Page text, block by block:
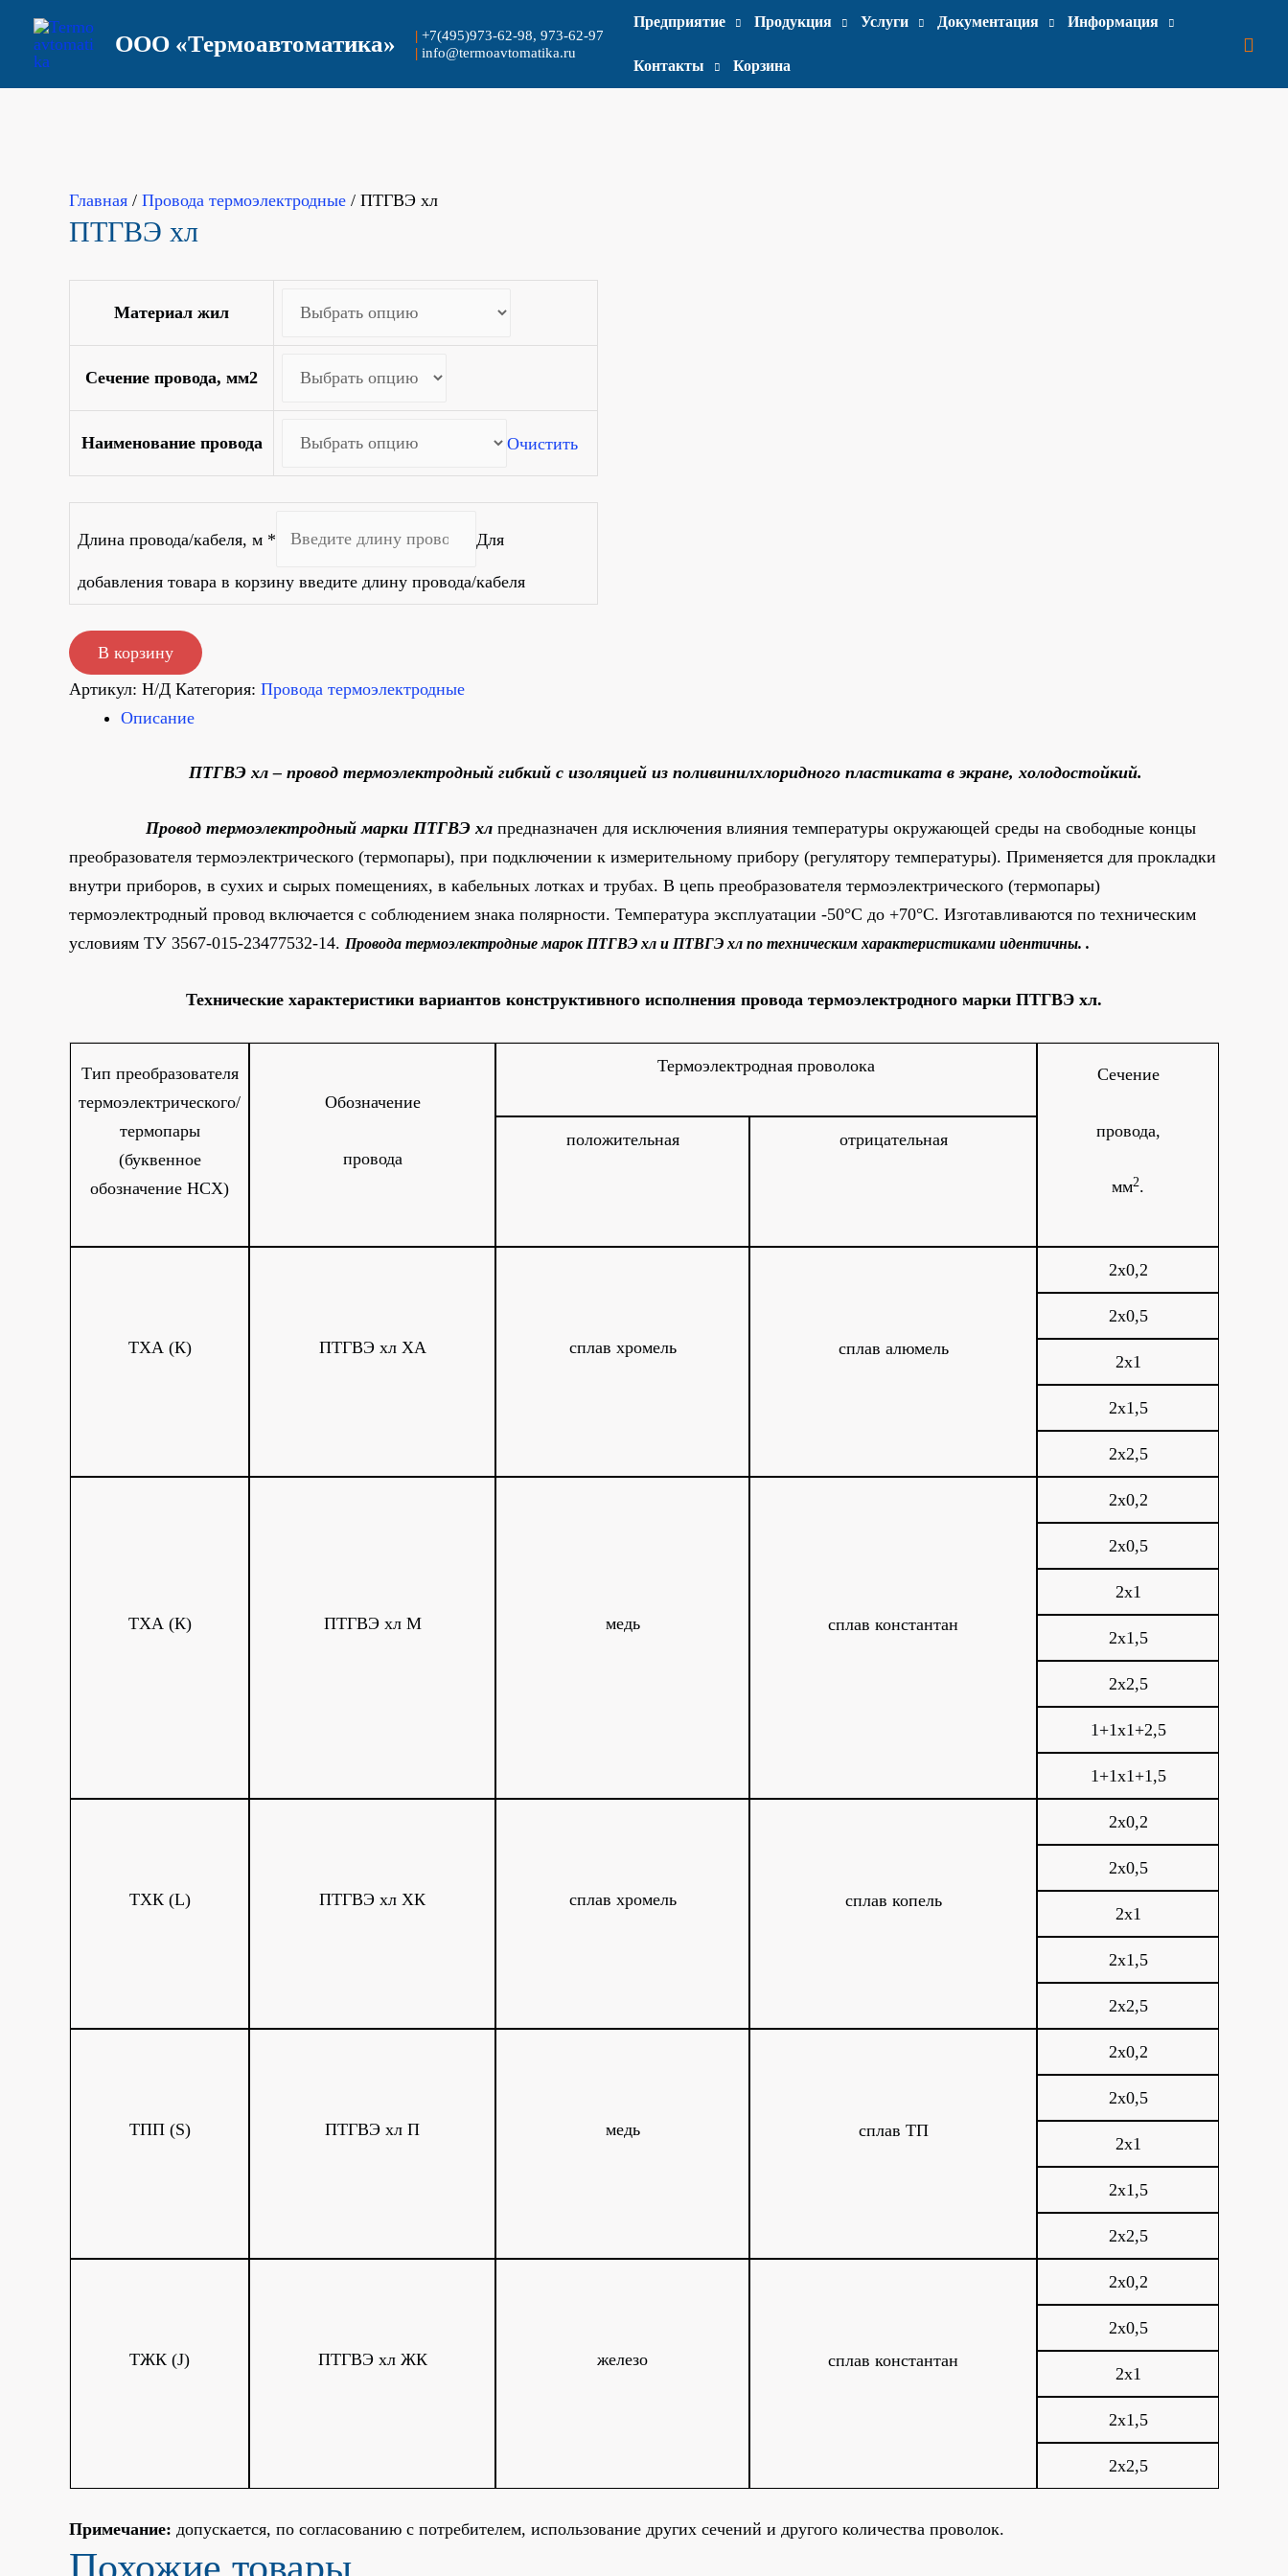
Перейти
содержимому
ООО «Термоавтоматика» | +7(495)973-62-98, 973-62-97
| info@termoavtomatika.ru
Предприятие Продукция Услуги Документация Информация
Контакты Корзина
Главная / Провода термоэлектродные / ПТГВЭ хл
ПТГВЭ хл
Материал жил
Сечение провода, мм2
Наименование провода Очистить
Длина провода/кабеля, м * Для
добавления товара в корзину введите длину провода/кабеля
Количество
товара
ПТГВЭ
В корзину
Артикул: Н/Д Категория: Провода термоэлектродные
Описание
ПТГВЭ хл – провод термоэлектродный гибкий с изоляцией из поливинилхлоридного пластиката в экране, холодостойкий.
Провод термоэлектродныймарки ПТГВЭ хл предназначен для исключения влияния температуры окружающей среды на свободные концы
преобразователя термоэлектрического (термопары), при подключении к измерительному прибору (регулятору температуры). Применяется для прокладки
внутри приборов, в сухих и сырых помещениях, в кабельных лотках и трубах. В цепь преобразователя термоэлектрического (термопары)
термоэлектродный провод включается с соблюдением знака полярности. Температура эксплуатации -50°С до +70°С. Изготавливаются по техническим
условиям ТУ 3567-015-23477532-14. Провода термоэлектродныемарок ПТГВЭ хл и ПТВГЭ хл по техническим характеристиками идентичны. .
Технические характеристики вариантов конструктивного исполнения провода термоэлектродного марки ПТГВЭ хл.
Тип преобразователя
термоэлектрического/
термопары
(буквенное
обозначение НСХ)
Обозначение
провода
Термоэлектродная проволока Сечение
провода,
мм2.
положительная отрицательная
ТХА (К) ПТГВЭ хл ХА сплав хромель сплав алюмель
2х0,2
2х0,5
2х1
2х1,5
2х2,5
ТХА (К) ПТГВЭ хл М медь сплав константан
2х0,2
2х0,5
2х1
2х1,5
2х2,5
1+1х1+2,5
1+1х1+1,5
ТХК (L) ПТГВЭ хл ХК сплав хромель сплав копель
2х0,2
2х0,5
2х1
2х1,5
2х2,5
ТПП (S) ПТГВЭ хл П медь сплав ТП
2х0,2
2х0,5
2х1
2х1,5
2х2,5
ТЖК (J) ПТГВЭ хл ЖК железо сплав константан
2х0,2
2х0,5
2х1
2х1,5
2х2,5
Примечание: допускается, по согласованию с потребителем, использование других сечений и другого количества проволок.